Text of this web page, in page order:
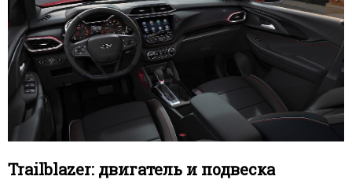
Trailblazer: двигатель и подвеска